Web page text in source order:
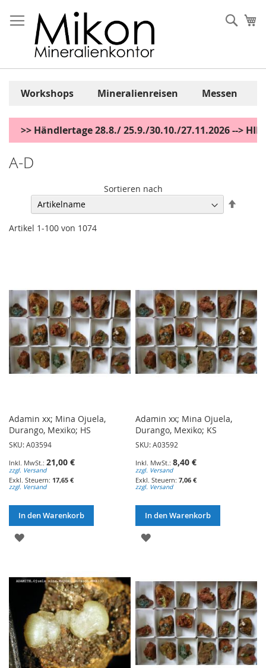
Inhalt
springen
Workshops Mineralienreisen Messen
>> Händlertage 28.8./ 25.9./30.10./27.11.2026 -->
A-D
Artikel 1-100 von 1074
Sortieren nach
Adamin xx; Mina Ojuela,
Durango, Mexiko; HS
SKU: A03594
21,00 €
zzgl. Versand
17,65 €
zzgl. Versand
In den Warenkorb
ZUR
HINZUFÜGEN
Adamin xx; Mina Ojuela,
Durango, Mexiko; KS
SKU: A03592
8,40 €
zzgl. Versand
7,06 €
zzgl. Versand
In den Warenkorb
ZUR